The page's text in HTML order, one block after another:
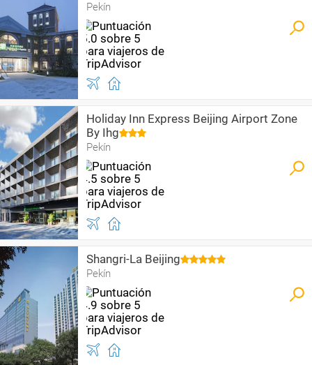
Pekín
Holiday Inn Express Beijing Airport Zone
By Ihg
Pekín
Shangri-La Beijing
Pekín